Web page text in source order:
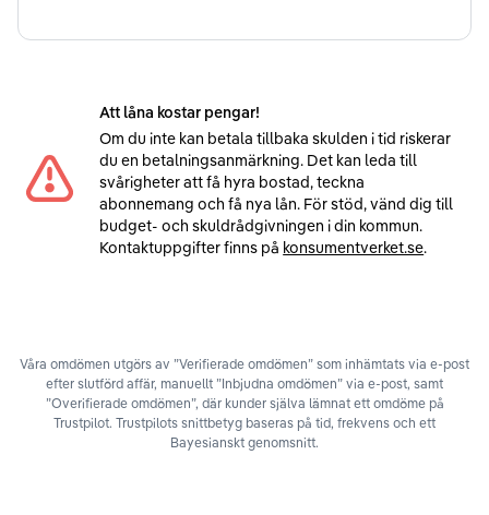
Att låna kostar pengar!
Om du inte kan betala tillbaka skulden i tid riskerar
du en betalningsanmärkning. Det kan leda till
svårigheter att få hyra bostad, teckna
abonnemang och få nya lån. För stöd, vänd dig till
budget- och skuldrådgivningen i din kommun.
Kontaktuppgifter finns på konsumentverket.se.
Våra omdömen utgörs av ”Verifierade omdömen” som inhämtats via e-post
efter slutförd affär, manuellt ”Inbjudna omdömen” via e-post, samt
”Overifierade omdömen”, där kunder själva lämnat ett omdöme på
Trustpilot. Trustpilots snittbetyg baseras på tid, frekvens och ett
Bayesianskt genomsnitt.